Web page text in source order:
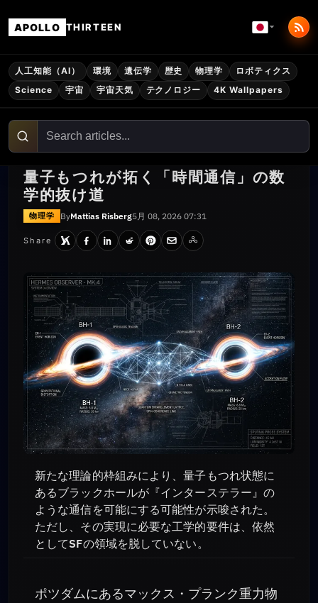
APOLLO THIRTEEN
人工知能（AI） 環境 遺伝学 歴史 物理学
ロボティクス
Science
宇宙 宇宙天気 テクノロジー 4K Wallpapers
量子もつれが拓く「時間通信」の数
学的抜け道
物理学 ByMattias Risberg5月 08, 2026 07:31
Share
新たな理論的枠組みにより、量子もつれ状態に
あるブラックホールが『インターステラー』の
ような通信を可能にする可能性が示唆された。
ただし、その実現に必要な工学的要件は、依然
としてSFの領域を脱していない。
ポツダムにあるマックス・プランク重力物